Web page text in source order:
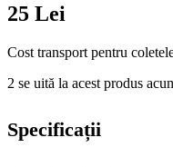
25 Lei
Cost transport pentru
2 se uită la acest produs
Specificații